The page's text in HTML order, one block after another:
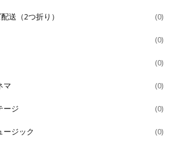
送（2つ折り） (0)
(0)
(0)
マ (0)
ージ (0)
ージック (0)